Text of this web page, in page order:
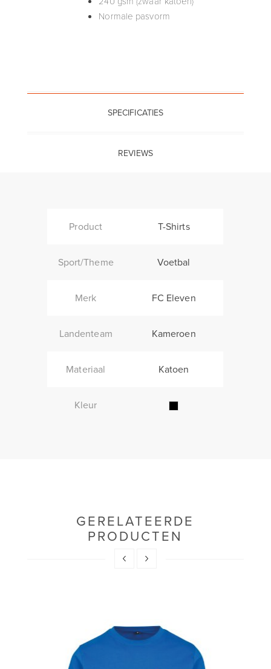
Normale pasvorm
SPECIFICATIES
REVIEWS
Product T-Shirts
Sport/Theme Voetbal
Merk FC Eleven
Landenteam Kameroen
Materiaal Katoen
Kleur
GERELATEERDE
PRODUCTEN